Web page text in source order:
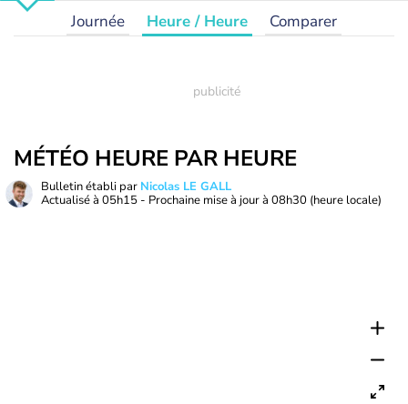
Journée Heure / Heure Comparer
MÉTÉO HEURE PAR HEURE
Bulletin établi par Nicolas LE GALL
Actualisé à 05h15 - Prochaine mise à jour à 08h30 (heure locale)